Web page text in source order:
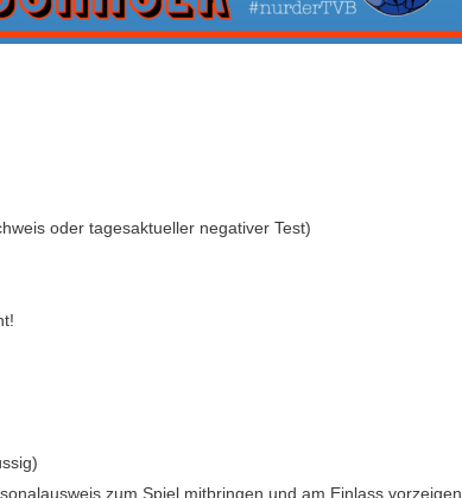
oder tagesaktueller negativer Test)
zum Spiel mitbringen und am Einlass vorzeigen